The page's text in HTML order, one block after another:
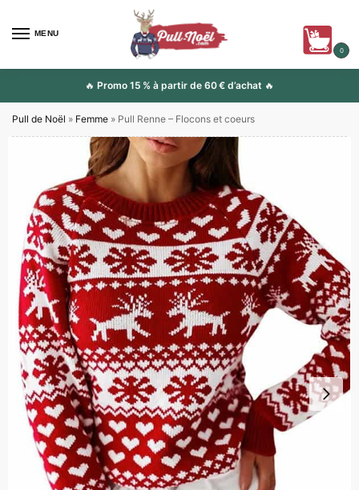
MENU
0
🔥 Promo 15 % à partir de 60 € d’achat 🔥
Pull de Noël » Femme » Pull Renne – Flocons et coeurs